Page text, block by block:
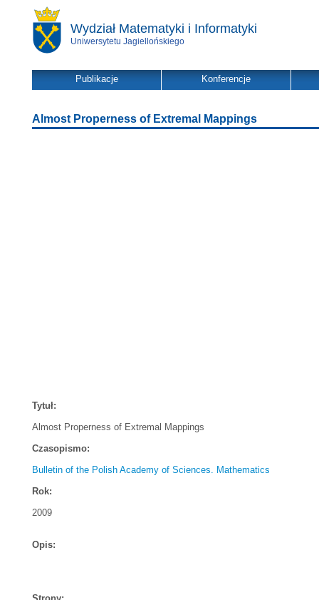
Wydział Matematyki i Informatyki
Uniwersytetu Jagiellońskiego
Publikacje Konferencje
Almost Properness of Extremal Mappings
Tytuł:
Almost Properness of Extremal Mappings
Czasopismo:
Bulletin of the Polish Academy of Sciences. Mathematics
Rok:
2009
Opis: